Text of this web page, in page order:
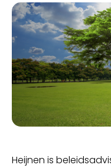
Inloggen
Heijnen is